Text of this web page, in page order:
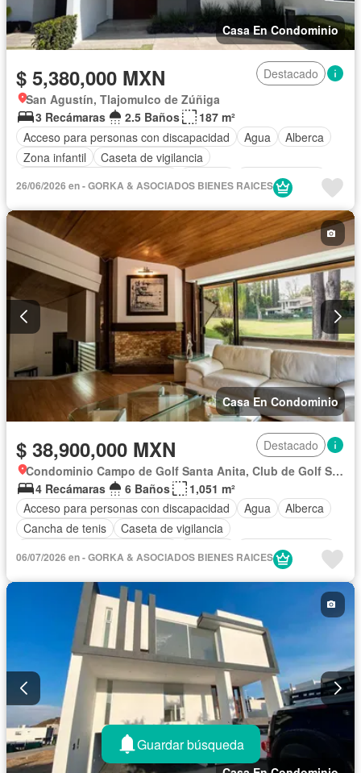
Casa En Condominio
$ 5,380,000 MXN
Destacado
San Agustín, Tlajomulco de Zúñiga
3 Recámaras
2.5 Baños
187 m²
Acceso para personas con discapacidad
Agua
Alberca
Zona infantil
Caseta de vigilancia
Cocina integral
Estacionamiento
Gimnasio
Jardín
Recámara con closet
Seguridad
26/06/2026 en - GORKA & ASOCIADOS BIENES RAICES
Casa En Condominio
$ 38,900,000 MXN
Destacado
Condominio Campo de Golf Santa Anita, Club de Golf Santa Anita
4 Recámaras
6 Baños
1,051 m²
Acceso para personas con discapacidad
Agua
Alberca
Cancha de tenis
Caseta de vigilancia
Cocina equipada
Cuarto de servicio
Electricidad
Estacionamiento
Recámara con closet
Sala polivalente
Wifi Zonas verdes
06/07/2026 en - GORKA & ASOCIADOS BIENES RAICES
Guardar búsqueda